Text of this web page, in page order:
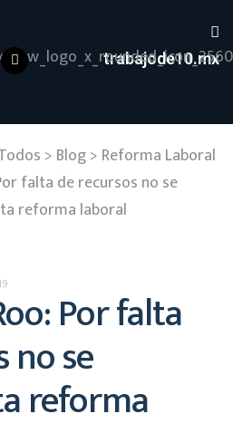
trabajode10.mx
> Blog> Reforma Laboral
falta de recursos no se
reforma laboral
Por falta
no se
reforma